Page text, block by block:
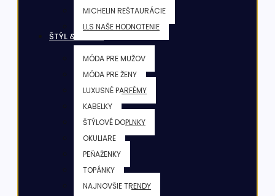
MICHELIN REŠTAURÁCIE
LLS NAŠE HODNOTENIE
ŠTÝL & KRÁSA
MÓDA PRE MUŽOV
MÓDA PRE ŽENY
LUXUSNÉ PARFÉMY
KABELKY
ŠTÝLOVÉ DOPLNKY
OKULIARE
PEŇAŽENKY
TOPÁNKY
NAJNOVŠIE TRENDY